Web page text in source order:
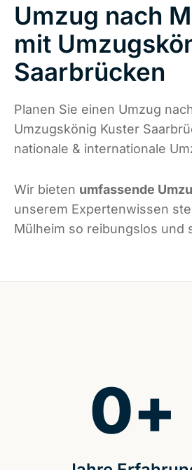
Umzug nach
mit
Saarbrücken
Planen Sie einen Umzug
Umzugskönig Kuster
nationale & internationale
Wir bieten umfassende
unserem Expertenwissen
Mülheim so reibungslos und
0+